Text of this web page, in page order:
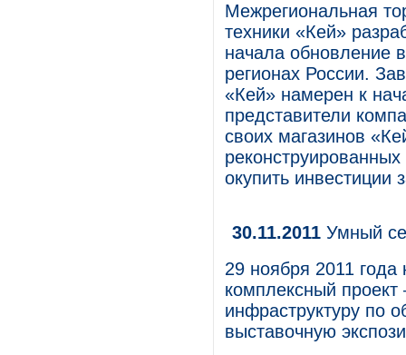
Межрегиональная
техники «Кей»
начала обновление
регионах России.
«Кей» намерен к
представители
своих магазинов
окупить инвестиции
30.11.2011 Умный
29 ноября 2011
комплексный
инфраструктуру по
выставочную